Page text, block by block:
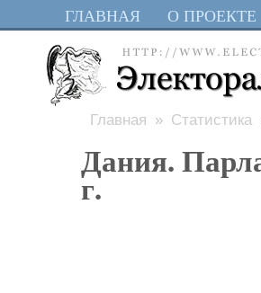
ГЛАВНАЯ О ПРОЕКТЕ
Главная » Статистика
Дания.
г.